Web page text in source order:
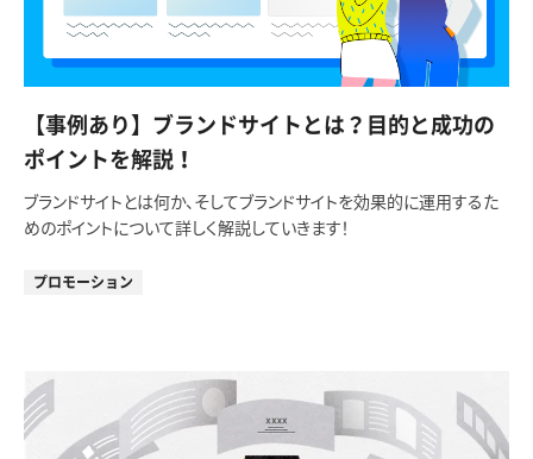
【事例あり】ブランドサイトとは？目的と成功の
ポイントを解説！
ブランドサイトとは何か、そしてブランドサイトを効果的に運用するた
めのポイントについて詳しく解説していきます！
プロモーション